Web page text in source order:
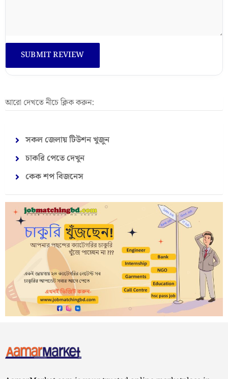
আরো দেখতে নীচে ক্লিক করুন:
সকল জেলায় টিউশন খুজুন
চাকরি পেতে দেখুন
কেক শপ বিজনেস